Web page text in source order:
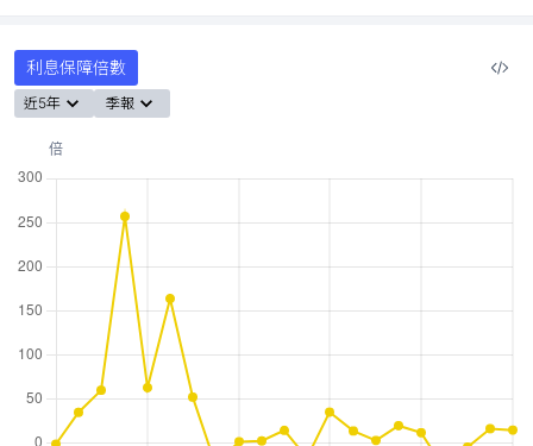
利息保障倍數
近5年 季報